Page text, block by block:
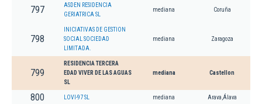
797
ASDEN RESIDENCIA
GERIATRICA SL
mediana Coruña
798
INICIATIVAS DE GESTION
SOCIAL SOCIEDAD
LIMITADA.
mediana Zaragoza
799
RESIDENCIA TERCERA
EDAD VIVER DE LAS AGUAS
SL
mediana Castellon
800 LOVI-97 SL mediana Arava,Álava